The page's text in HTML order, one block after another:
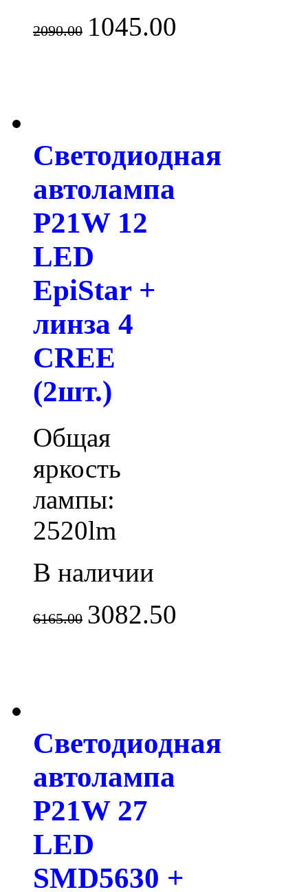
2090.00 1045.00
Светодиодная
автолампа
P21W 12
LED
EpiStar +
линза 4
CREE
(2шт.)
Общая
яркость
лампы:
2520lm
В наличии
6165.00 3082.50
Светодиодная
автолампа
P21W 27
LED
SMD5630 +